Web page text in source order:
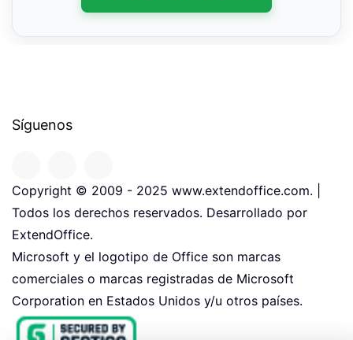
Síguenos
Copyright © 2009 - 2025 www.extendoffice.com. |
Todos los derechos reservados. Desarrollado por
ExtendOffice.
Microsoft y el logotipo de Office son marcas
comerciales o marcas registradas de Microsoft
Corporation en Estados Unidos y/u otros países.